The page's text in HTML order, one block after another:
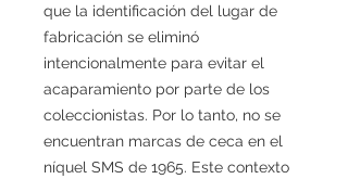
que la identificación del lugar de
fabricación se eliminó
intencionalmente para evitar el
acaparamiento por parte de los
coleccionistas. Por lo tanto, no se
encuentran marcas de ceca en el
níquel SMS de 1965. Este contexto